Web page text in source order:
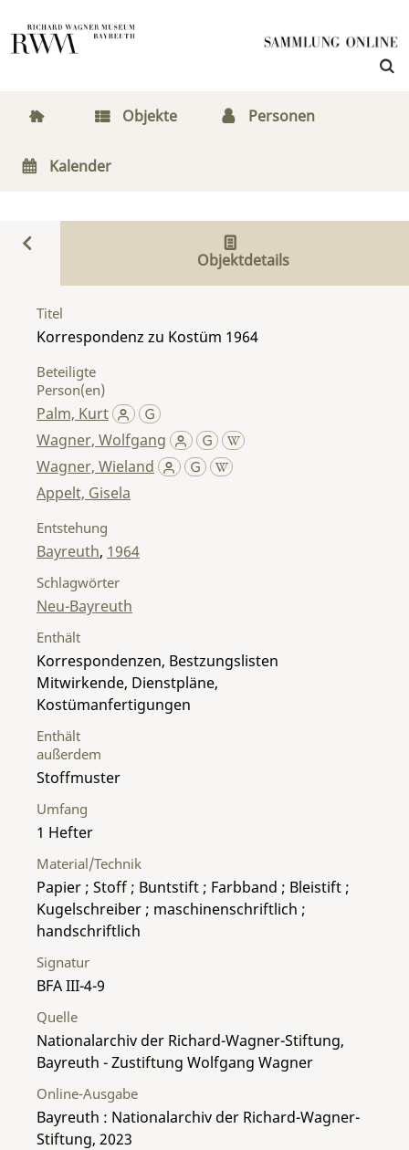
Objekte Personen
Kalender
Objektdetails
Titel
Korrespondenz zu Kostüm 1964
Beteiligte
Person(en)
Palm, Kurt
Wagner, Wolfgang
Wagner, Wieland
Appelt, Gisela
Entstehung
Bayreuth, 1964
Umfang
1 Hefter
Material/Technik
Papier ; Stoff ; Buntstift ; Farbband ; Bleistift ;
Kugelschreiber ; maschinenschriftlich ;
handschriftlich
Enthält
Korrespondenzen, Bestzungslisten
Mitwirkende, Dienstpläne,
Kostümanfertigungen
Enthält
außerdem
Stoffmuster
Signatur
BFA III-4-9
Quelle
Nationalarchiv der Richard-Wagner-Stiftung,
Bayreuth - Zustiftung Wolfgang Wagner
Schlagwörter
Neu-Bayreuth
Online-Ausgabe
Bayreuth : Nationalarchiv der Richard-Wagner-
Stiftung, 2023